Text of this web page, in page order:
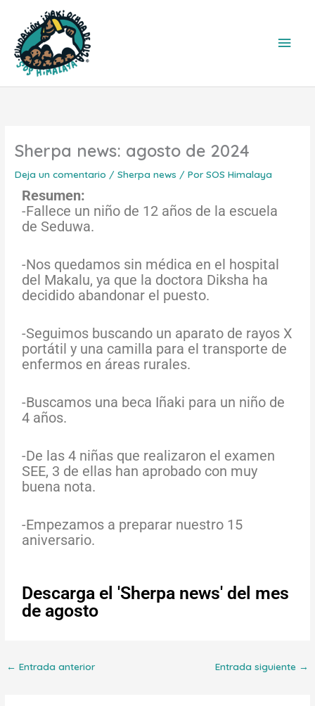
contenido
Sherpa news: agosto de 2024
Deja un comentario /Sherpa news / PorSOS Himalaya
Resumen:
-Fallece un niño de 12 años de la escuela
de Seduwa.
-Nos quedamos sin médica en el hospital
del Makalu, ya que la doctora Diksha ha
decidido abandonar el puesto.
-Seguimos buscando un aparato de rayos X
portátil y una camilla para el transporte de
enfermos en áreas rurales.
-Buscamos una beca Iñaki para un niño de
4 años.
-De las 4 niñas que realizaron el examen
SEE, 3 de ellas han aprobado con muy
buena nota.
-Empezamos a preparar nuestro 15
aniversario.
Descarga el 'Sherpa news' del mes
de agosto
← Entrada anterior Entrada siguiente →